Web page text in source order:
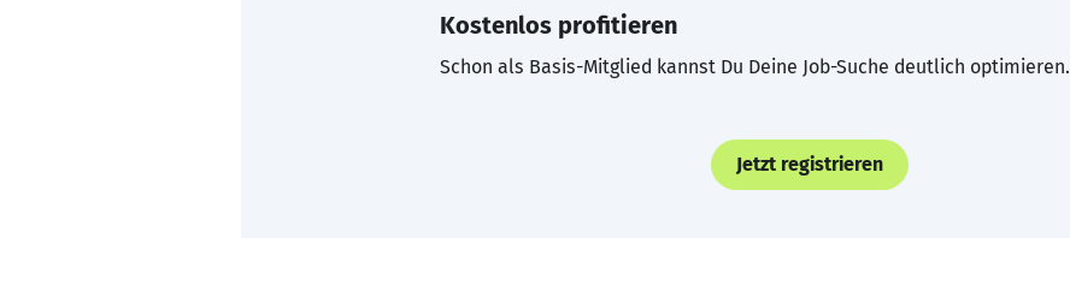
Kostenlos profitieren
Schon als Basis-Mitglied kannst Du Deine Job-Suche deutlich optimieren.
Jetzt registrieren